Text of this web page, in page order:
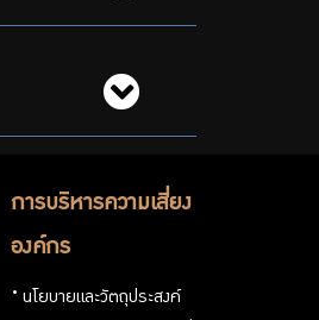
การบริหารความเสี่ยง
องค์กร
นโยบายและวัตถุประสงค์